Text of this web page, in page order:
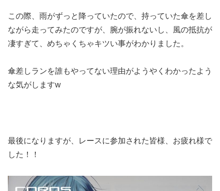
この際、雨がずっと降っていたので、持っていた傘を差し
ながら走ってみたのですが、腕が振れないし、風の抵抗が
凄すぎて、めちゃくちゃキツい事がわかりました。
傘差しランを誰もやってない理由がようやくわかったよう
な気がしますw
最後になりますが、レースに参加された皆様、お疲れ様で
した！！